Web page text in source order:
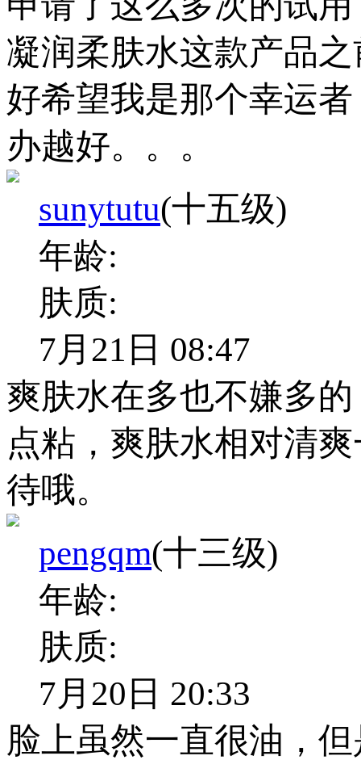
凝润柔肤水这款产品
好希望我是那个幸运
办越好。。。
sunytutu(十五级)
年龄:
肤质:
7月21日 08:47
爽肤水在多也不嫌多
点粘，爽肤水相对清
待哦。
pengqm(十三级)
年龄:
肤质:
7月20日 20:33
脸上虽然一直很油，